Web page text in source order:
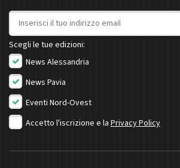
Indirizzo email
Scegli le tue edizioni:
News Alessandria
News Pavia
Eventi Nord-Ovest
Accetto l'iscrizione e la Privacy Policy